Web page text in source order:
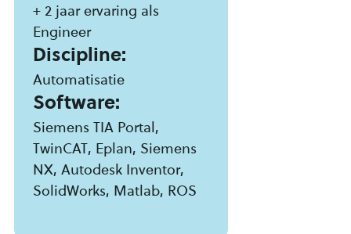
+ 2 jaar ervaring als
Engineer
Discipline:
Automatisatie
Software:
Siemens TIA Portal,
TwinCAT, Eplan, Siemens
NX, Autodesk Inventor,
SolidWorks, Matlab, ROS